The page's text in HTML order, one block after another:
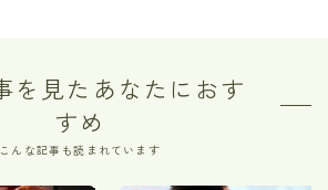
を見たあなたにおす
すめ
こんな記事も読まれています